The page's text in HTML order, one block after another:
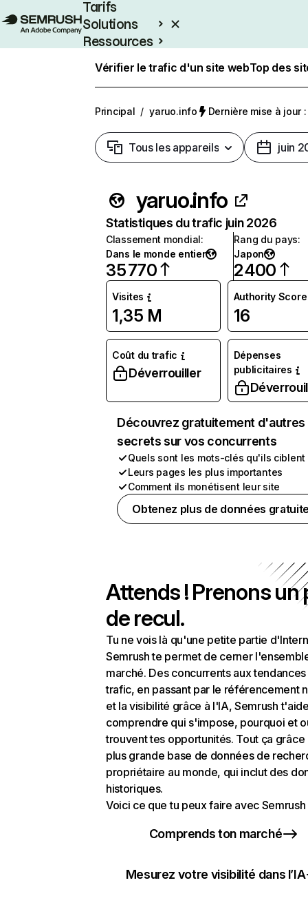
Tarifs
Solutions
Ressources
Vérifier le trafic d'un site webTop des
Principal / yaruo.info Dernière mise à jour
Tous les appareils juin
yaruo.info
Statistiques du trafic juin 2026
Classement mondial:
Dans le monde entier
35 770
Rang du pays:
Japon
2 400
Visites
1,35 M
Authority Score
16
Coût du trafic
Déverrouiller
Dépenses
publicitaires
Découvrez gratuitement d'autres
secrets sur vos concurrents
Quels sont les mots-clés qu'ils ciblent
Leurs pages les plus importantes
Comment ils monétisent leur site
Obtenez plus de données
Attends ! Prenons un
de recul.
Tu ne vois là qu'une petite partie
Semrush te permet de cerner
marché. Des concurrents aux
trafic, en passant par le référencement
et la visibilité grâce à l'IA, Semrush
comprendre qui s'impose, pourquoi et
trouvent tes opportunités. Tout ça grâce
plus grande base de données de
propriétaire au monde, qui inclut des
historiques.
Voici ce que tu peux faire avec Semrush
Comprends ton marché
Mesurez votre visibilité dans l’IA